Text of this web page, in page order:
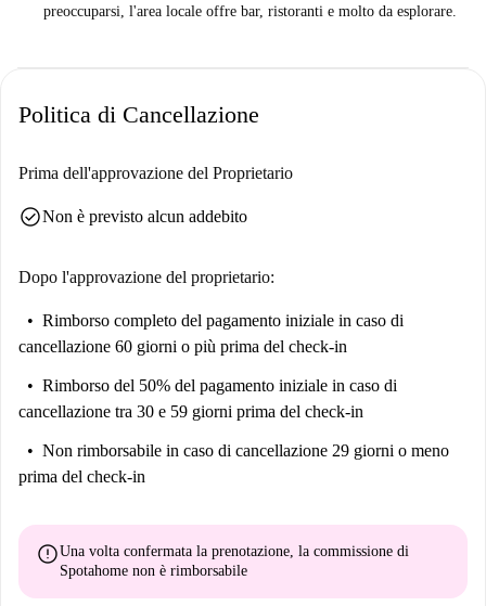
gettoni sarà una buona scusa per una pausa studio.
Questo è un elegante 3 ° piano, appartamento monolocale su Chaussée
De Wavre, ad Auderghem. La stanza principale si apre su una splendida
all'università. Non una persona mattiniera? Nessun problema. Non
dovrai correre la mattina per andare a lezione.
preoccuparsi, l'area locale offre bar, ristoranti e molto da esplorare.
Politica di Cancellazione
Prima dell'approvazione del Proprietario
check_circleNon è previsto alcun addebito
Dopo l'approvazione del proprietario:
Rimborso completo del pagamento iniziale in caso di
cancellazione 60 giorni o più prima del check-in
Rimborso del 50% del pagamento iniziale in caso di
cancellazione tra 30 e 59 giorni prima del check-in
Non rimborsabile in caso di cancellazione 29 giorni o meno
prima del check-in
errorUna volta confermata la prenotazione, la commissione di
Spotahome non è rimborsabile